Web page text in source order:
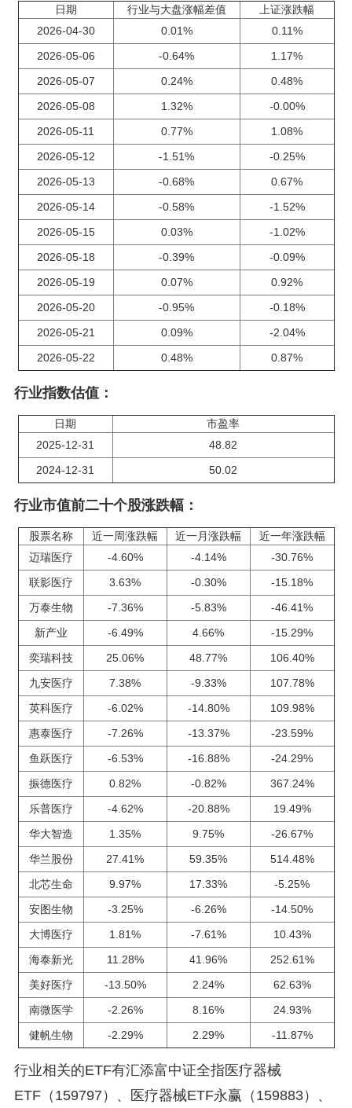
日期 行业与大盘涨幅差值
上证涨跌幅
2026-04-30
0.01%
0.11%
2026-05-06
-0.64%
1.17%
2026-05-07
0.24%
0.48%
2026-05-08
1.32%
-0.00%
2026-05-11
0.77%
1.08%
2026-05-12
-1.51%
-0.25%
2026-05-13
-0.68%
0.67%
2026-05-14
-0.58%
-1.52%
2026-05-15
0.03%
-1.02%
2026-05-18
-0.39%
-0.09%
2026-05-19
0.07%
0.92%
2026-05-20
-0.95%
-0.18%
2026-05-21
0.09%
-2.04%
2026-05-22
0.48% 0.87%
行业指数估值：
日期
市盈率
2025-12-31
48.82
2024-12-31
50.02
行业市值前二十个股涨跌幅：
股票名称 近一周涨跌幅 近一月涨跌幅
近一年涨跌幅
迈瑞医疗
-4.60% -4.14%
-30.76%
联影医疗
3.63% -0.30%
-15.18%
万泰生物
-7.36% -5.83%
-46.41%
新产业
-6.49% 4.66%
-15.29%
奕瑞科技
25.06% 48.77%
106.40%
九安医疗
7.38% -9.33%
107.78%
英科医疗
-6.02% -14.80%
109.98%
惠泰医疗
-7.26% -13.37%
-23.59%
鱼跃医疗
-6.53% -16.88%
-24.29%
振德医疗
0.82% -0.82%
367.24%
乐普医疗
-4.62% -20.88%
19.49%
华大智造
1.35% 9.75%
-26.67%
华兰股份
27.41% 59.35%
514.48%
北芯生命
9.97% 17.33%
-5.25%
安图生物
-3.25% -6.26%
-14.50%
大博医疗
1.81% -7.61%
10.43%
海泰新光
11.28% 41.96%
252.61%
美好医疗
-13.50% 2.24%
62.63%
南微医学
-2.26% 8.16%
24.93%
健帆生物
-2.29% 2.29% -11.87%
行业相关的ETF有汇添富中证全指医疗器械
ETF（159797）、医疗器械ETF永赢（159883）、